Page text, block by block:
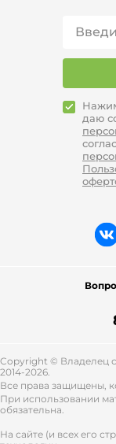
даю
Copyright © Владелец
2014-2026.
Все права защищены,
При использовании
обязательна.
На сайте (и всех его